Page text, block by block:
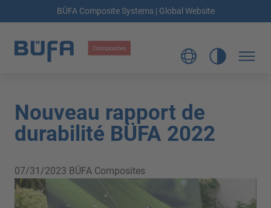
BÜFA Composite Systems | Global Website
Nouveau rapport de
durabilité BÜFA 2022
07/31/2023 BÜFA Composites